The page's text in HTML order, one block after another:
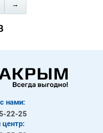
→
нами:
22-25